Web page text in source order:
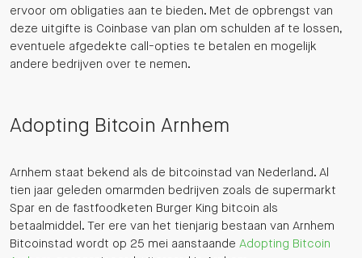
ervoor om obligaties aan te bieden. Met de opbrengst van
deze uitgifte is Coinbase van plan om schulden af te lossen,
eventuele afgedekte call-opties te betalen en mogelijk
andere bedrijven over te nemen.
Adopting Bitcoin Arnhem
Arnhem staat bekend als de bitcoinstad van Nederland. Al
tien jaar geleden omarmden bedrijven zoals de supermarkt
Spar en de fastfoodketen Burger King bitcoin als
betaalmiddel. Ter ere van het tienjarig bestaan van Arnhem
Bitcoinstad wordt op 25 mei aanstaande Adopting Bitcoin